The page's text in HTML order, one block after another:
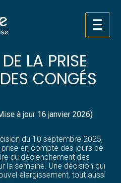
LA PRISE
CONGÉS
à jour 16 janvier 2026)
du 10 septembre 2025,
en compte des jours de
du déclenchement des
la semaine. Une décision qui
élargissement, tout aussi